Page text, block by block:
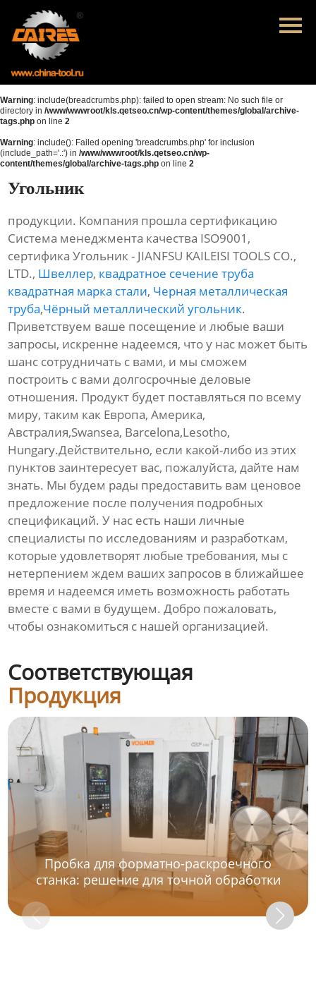
Главная
Продукция
О нас
Контакты
Warning: include(breadcrumbs.php): failed to open stream: No such file or
directory in /www/wwwroot/kls.qetseo.cn/wp-content/themes/global/archive-
tags.php on line 2
Warning: include(): Failed opening 'breadcrumbs.php' for inclusion
(include_path='.:') in /www/wwwroot/kls.qetseo.cn/wp-
content/themes/global/archive-tags.php on line 2
Угольник
продукции. Компания прошла сертификацию
Система менеджмента качества ISO9001,
сертифика Угольник - JIANFSU KAILEISI TOOLS CO.,
LTD., Швеллер, квадратное сечение труба
квадратная марка стали, Черная металлическая
труба,Чёрный металлический угольник.
Приветствуем ваше посещение и любые ваши
запросы, искренне надеемся, что у нас может быть
шанс сотрудничать с вами, и мы сможем
построить с вами долгосрочные деловые
отношения. Продукт будет поставляться по всему
миру, таким как Европа, Америка,
Австралия,Swansea, Barcelona,Lesotho,
Hungary.Действительно, если какой-либо из этих
пунктов заинтересует вас, пожалуйста, дайте нам
знать. Мы будем рады предоставить вам ценовое
предложение после получения подробных
спецификаций. У нас есть наши личные
специалисты по исследованиям и разработкам,
которые удовлетворят любые требования, мы с
нетерпением ждем ваших запросов в ближайшее
время и надеемся иметь возможность работать
вместе с вами в будущем. Добро пожаловать,
чтобы ознакомиться с нашей организацией.
Соответствующая
Продукция
Пробка для форматно-раскроечного
станка: решение для точной обработки